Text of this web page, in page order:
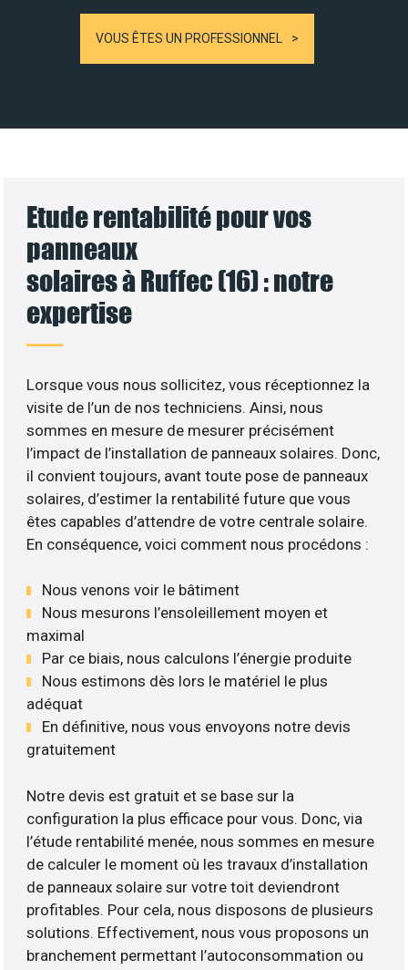
VOUS ÊTES UN PROFESSIONNEL
Etude rentabilité pour vos
panneaux
solaires à Ruffec (16) : notre
expertise
Lorsque vous nous sollicitez, vous réceptionnez la
visite de l’un de nos techniciens. Ainsi, nous
sommes en mesure de mesurer précisément
l’impact de l’installation de panneaux solaires. Donc,
il convient toujours, avant toute pose de panneaux
solaires, d’estimer la rentabilité future que vous
êtes capables d’attendre de votre centrale solaire.
En conséquence, voici comment nous procédons :
Nous venons voir le bâtiment
Nous mesurons l’ensoleillement moyen et
maximal
Par ce biais, nous calculons l’énergie produite
Nous estimons dès lors le matériel le plus
adéquat
En définitive, nous vous envoyons notre devis
gratuitement
Notre devis est gratuit et se base sur la
configuration la plus efficace pour vous. Donc, via
l’étude rentabilité menée, nous sommes en mesure
de calculer le moment où les travaux d’installation
de panneaux solaire sur votre toit deviendront
profitables. Pour cela, nous disposons de plusieurs
solutions. Effectivement, nous vous proposons un
branchement permettant l’autoconsommation ou